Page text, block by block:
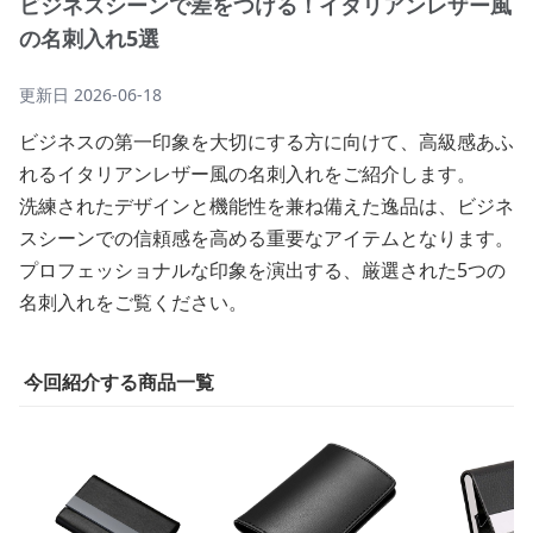
の名刺入れ5選
更新日 2026-06-18
ビジネスの第一印象を大切にする方に向けて、高級感あふ
れるイタリアンレザー風の名刺入れをご紹介します。
洗練されたデザインと機能性を兼ね備えた逸品は、ビジネ
スシーンでの信頼感を高める重要なアイテムとなります。
プロフェッショナルな印象を演出する、厳選された5つの
名刺入れをご覧ください。
今回紹介する商品一覧